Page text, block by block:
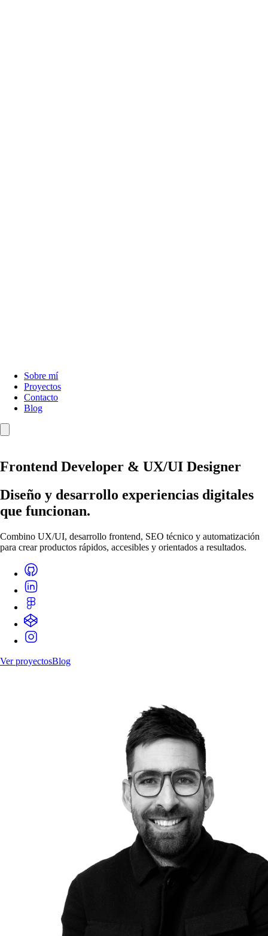
Sobre mí
Proyectos
Contacto
Blog
Frontend Developer & UX/UI Designer
Diseño y desarrollo experiencias digitales
que funcionan.
Combino UX/UI, desarrollo frontend, SEO técnico y automatización
para crear productos rápidos, accesibles y orientados a resultados.
Ver proyectosBlog